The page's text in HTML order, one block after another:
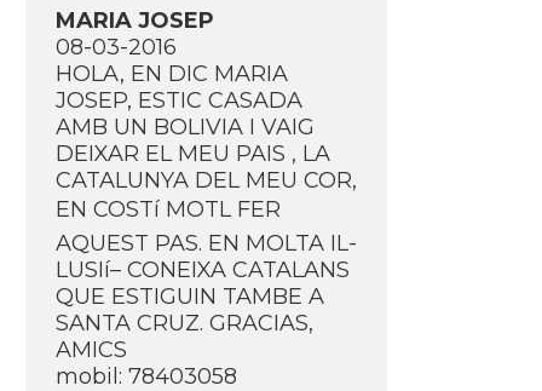
MARIA JOSEP
08-03-2016
HOLA, EN DIC MARIA
JOSEP, ESTIC CASADA
AMB UN BOLIVIA I VAIG
DEIXAR EL MEU PAIS , LA
CATALUNYA DEL MEU COR,
EN COSTí MOTL FER
AQUEST PAS. EN MOLTA IL-
LUSIí– CONEIXA CATALANS
QUE ESTIGUIN TAMBE A
SANTA CRUZ. GRACIAS,
AMICS
mobil: 78403058